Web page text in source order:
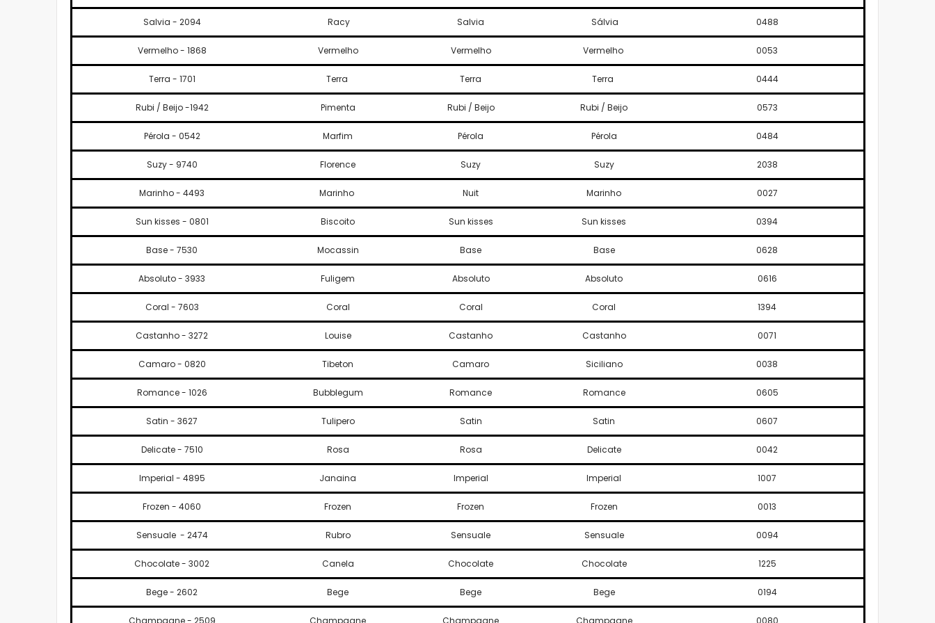
fio-fio-poliester-70g
fio-fio-poliester-300g
Linha
Reta
Colchete / Fecho
Colchete / Fecho Duplo
Colchete / Fecho Body
Colchete / Fecho de Metro Simples
Fecho Metro Duplo
Universal
Aberto
Fechado
Plástico
Arco em V
Duplo
Acessórios
Laços
Chanel 02
Mosquito
Gordinho
Margarida
Gravatão
Gravata
Argola/Regulador 10 mm
Argola/Regulador 13 mm
Argola/Regulador 18 mm
Salvia - 2094 Racy Salvia Sálvia 0488
Vermelho - 1868 Vermelho Vermelho Vermelho 0053
Terra - 1701 Terra Terra Terra 0444
Rubi / Beijo -1942 Pimenta Rubi / Beijo Rubi / Beijo 0573
Pérola - 0542 Marfim Pérola Pérola 0484
Suzy - 9740 Florence Suzy Suzy 2038
Marinho - 4493 Marinho Nuit Marinho 0027
Sun kisses - 0801 Biscoito Sun kisses Sun kisses 0394
Base - 7530 Mocassin Base Base 0628
Absoluto - 3933 Fuligem Absoluto Absoluto 0616
Coral - 7603 Coral Coral Coral 1394
Castanho - 3272 Louise Castanho Castanho 0071
Camaro - 0820 Tibeton Camaro Siciliano 0038
Romance - 1026 Bubblegum Romance Romance 0605
Satin - 3627 Tulipero Satin Satin 0607
Delicate - 7510 Rosa Rosa Delicate 0042
Imperial - 4895 Janaina Imperial Imperial 1007
Frozen - 4060 Frozen Frozen Frozen 0013
Sensuale - 2474 Rubro Sensuale Sensuale 0094
Chocolate - 3002 Canela Chocolate Chocolate 1225
Bege - 2602 Bege Bege Bege 0194
Champagne - 2509 Champagne Champagne Champagne 0080